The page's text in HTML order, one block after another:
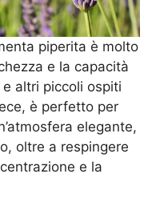
piperita è molto
e la capacità
altri piccoli ospiti
è perfetto per
elegante,
oltre a respingere
e la